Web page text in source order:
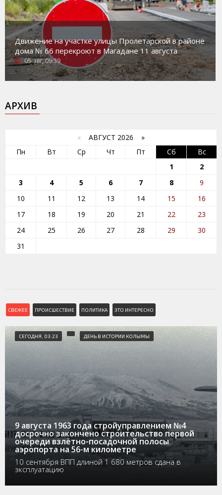
Движение на участке улицы Пролетарской в районе
дома № 66 перекроют в Магадане 11 августа
05-авг, 09:39
АРХИВ
« АВГУСТ 2026 »
Пн
Вт Ср Чт Пт Сб
Вс
1
2
3
4 5 6 7 8
9
10
11 12 13 14 15
16
17
18 19 20 21 22
23
24
25 26 27 28 29
30
31
СВЕЖЕЕ ПРОИСШЕСТВИЕ ПОЛИТИКА ЭТО ИНТЕРЕСНО
СЕГОДНЯ, 03:23 ДЕНЬ В ИСТОРИИ КОЛЫМЫ
9 августа 1963 года стройуправлением №4
досрочно закончено строительство первой
очереди взлётно-посадочной полосы
аэропорта на 56-м километре
10 сентября ВПП длиной 1 680 метров сдана в
эксплуатацию